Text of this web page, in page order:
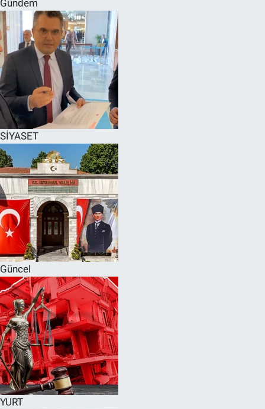
Gündem
SİYASET
Güncel
YURT
SPOR
RESMİ İLANLAR